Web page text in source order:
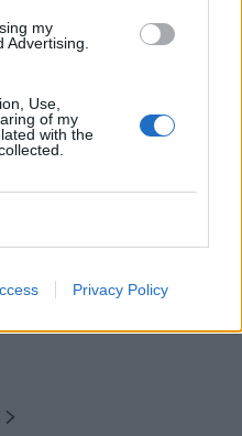
my
Advertising.
Use,
of my
with the
Privacy Policy
A SZERZŐTŐL
bűnök 3.rész
bűnök 2.rész